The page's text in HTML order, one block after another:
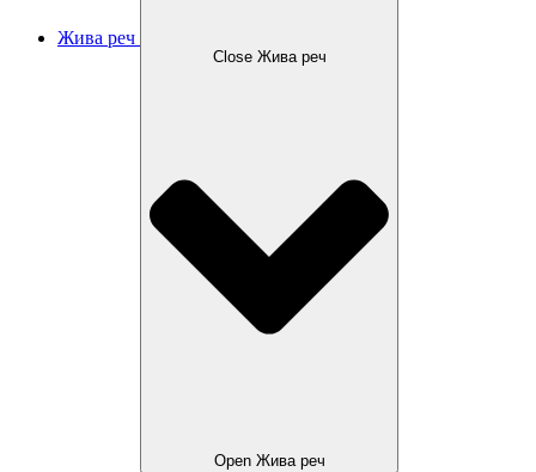
Жива реч
Close Жива реч
Open Жива реч